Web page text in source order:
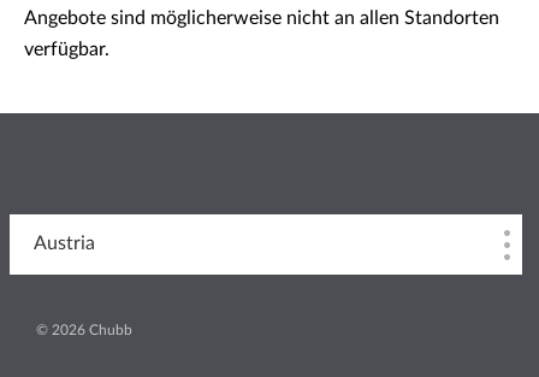
Angebote sind möglicherweise nicht an allen Standorten
verfügbar.
Austria
© 2026 Chubb